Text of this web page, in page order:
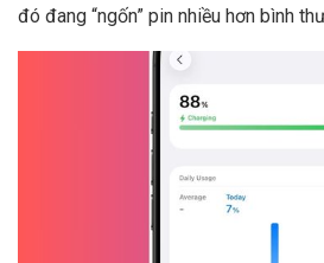
đó đang “ngốn” pin nhiều hơn bình